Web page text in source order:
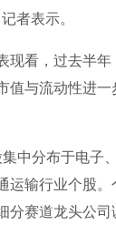
者表示。
看，过去半年
值与流动性进
中分布于电子
运输行业个股
赛道龙头公司